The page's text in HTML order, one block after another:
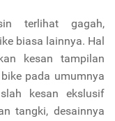
terlihat gagah,
biasa lainnya. Hal
kesan tampilan
pada umumnya
kesan ekslusif
tangki, desainnya